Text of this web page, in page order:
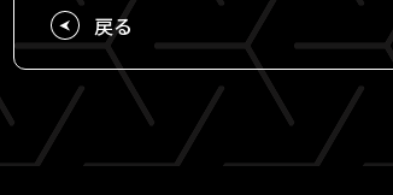
戻る